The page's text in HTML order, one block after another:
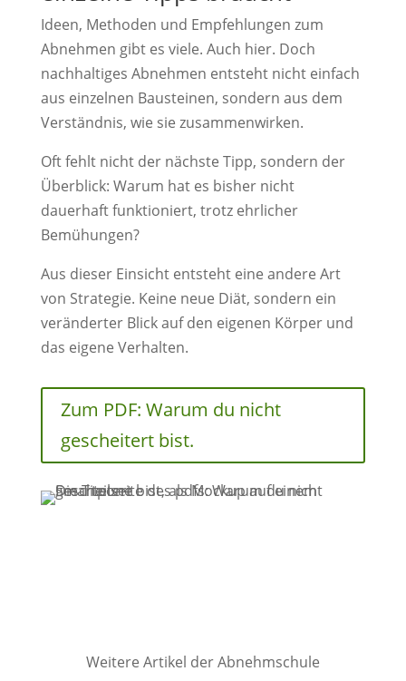
Ideen, Methoden und Empfehlungen zum
Abnehmen gibt es viele. Auch hier. Doch
nachhaltiges Abnehmen entsteht nicht einfach
aus einzelnen Bausteinen, sondern aus dem
Verständnis, wie sie zusammenwirken.
Oft fehlt nicht der nächste Tipp, sondern der
Überblick: Warum hat es bisher nicht
dauerhaft funktioniert, trotz ehrlicher
Bemühungen?
Aus dieser Einsicht entsteht eine andere Art
von Strategie. Keine neue Diät, sondern ein
veränderter Blick auf den eigenen Körper und
das eigene Verhalten.
Zum PDF: Warum du nicht
gescheitert bist.
Weitere Artikel der Abnehmschule